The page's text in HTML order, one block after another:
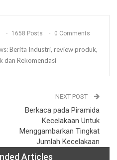
1658 Posts 0 Comments
Berita Industri, review produk,
dan Rekomendasi
NEXT POST
Berkaca pada Piramida
Kecelakaan Untuk
Menggambarkan Tingkat
Jumlah Kecelakaan
Articles